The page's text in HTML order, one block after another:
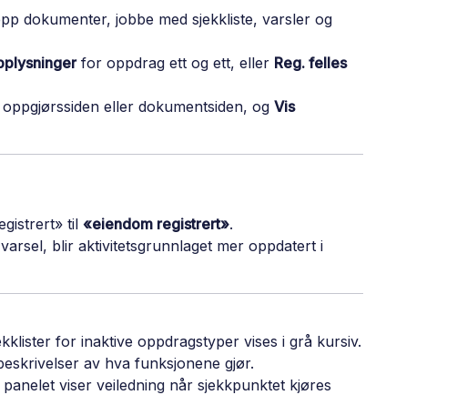
dokumenter, jobbe med sjekkliste, varsler og
for oppdrag ett og ett, eller Reg. felles
eller dokumentsiden, og Vis
til «eiendom registrert».
blir aktivitetsgrunnlaget mer oppdatert i
for inaktive oppdragstyper vises i grå kursiv.
av hva funksjonene gjør.
viser veiledning når sjekkpunktet kjøres